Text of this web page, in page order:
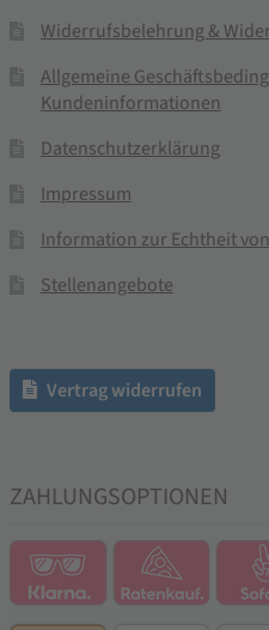
Widerrufsbelehrung &
Allgemeine
Kundeninformationen
Datenschutzerklärung
Impressum
Information zur Echtheit
Stellenangebote
Vertrag widerrufen
ZAHLUNGSOPTIONEN